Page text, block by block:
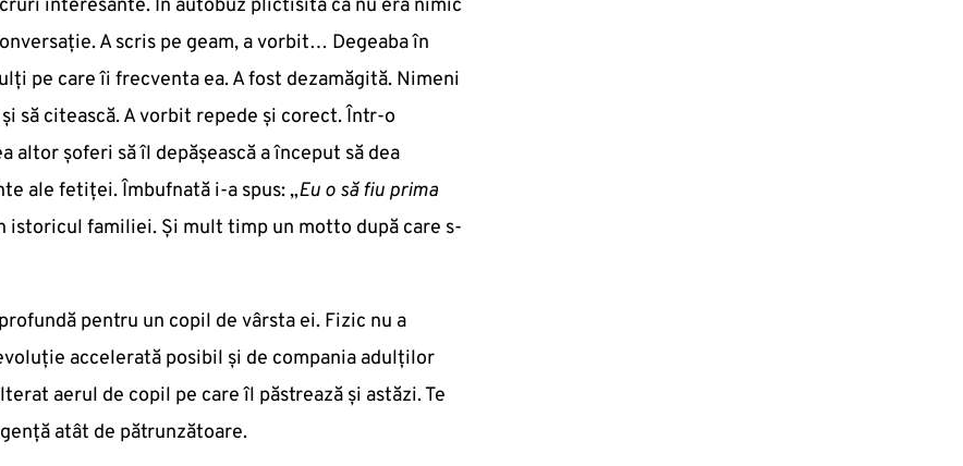
interesante. În autobuz plictisită că nu era nimic
A scris pe geam, a vorbit… Degeaba în
pe care îi frecventa ea. A fost dezamăgită. Nimeni
să citească. A vorbit repede și corect. Într-o
altor șoferi să îl depășească a început să dea
ale fetiței. Îmbufnată i-a spus: „Eu o să fiu prima
istoricul familiei. Și mult timp un motto după care s-
pentru un copil de vârsta ei. Fizic nu a
accelerată posibil și de compania adulților
aerul de copil pe care îl păstrează și astăzi. Te
atât de pătrunzătoare.